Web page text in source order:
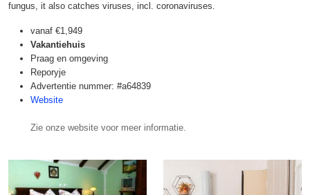
fungus, it also catches viruses, incl. coronaviruses.
vanaf €1,949
Vakantiehuis
Praag en omgeving
Reporyje
Advertentie nummer: #a64839
Website
Zie onze website voor meer informatie.